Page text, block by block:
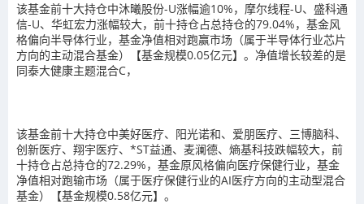
该基金前十大持仓中沐曦股份-U涨幅逾10%，摩尔线程-U、盛科通
信-U、华虹宏力涨幅较大，前十持仓占总持仓的79.04%，基金风
格偏向半导体行业，基金净值相对跑赢市场（属于半导体行业芯片
方向的主动混合基金）【基金规模0.05亿元】。净值增长较差的是
同泰大健康主题混合C，
该基金前十大持仓中美好医疗、阳光诺和、爱朋医疗、三博脑科、
创新医疗、翔宇医疗、*ST益通、麦澜德、熵基科技跌幅较大，前
十持仓占总持仓的72.29%，基金原风格偏向医疗保健行业，基金
净值相对跑输市场（属于医疗保健行业的AI医疗方向的主动型混合
基金）【基金规模0.58亿元】。